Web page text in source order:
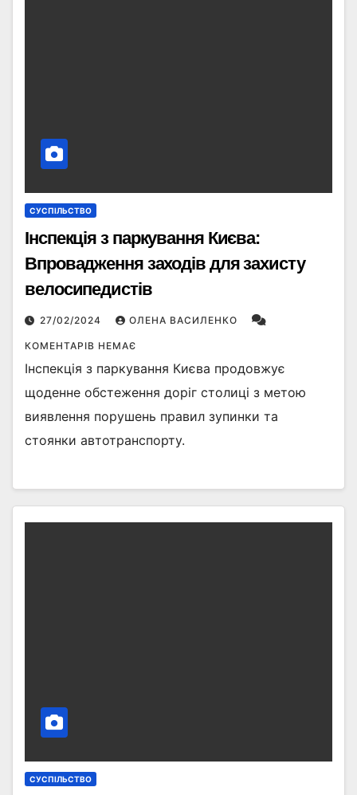
СУСПІЛЬСТВО
Інспекція з паркування Києва:
Впровадження заходів для захисту
велосипедистів
27/02/2024 ОЛЕНА ВАСИЛЕНКО
КОМЕНТАРІВ НЕМАЄ
Інспекція з паркування Києва продовжує
щоденне обстеження доріг столиці з метою
виявлення порушень правил зупинки та
стоянки автотранспорту.
СУСПІЛЬСТВО